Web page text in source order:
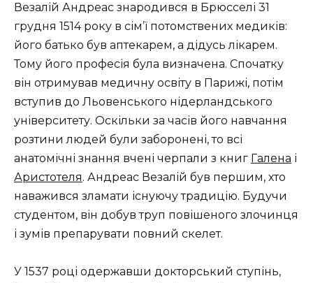
Везалій Андреас знародився в Брюсселі 31
грудня 1514 року в сім’ї потомствених медиків:
його батько був аптекарем, а дідусь лікарем.
Тому його професія була визначена. Спочатку
він отримував медичну освіту в Парижі, потім
вступив до Льовенського нідерландського
університету. Оскільки за часів його навчання
розтини людей були заборонені, то всі
анатомічні знання вчені черпали з книг Галена і
Аристотеля. Андреас Везалій був першим, хто
наважився зламати існуючу традицію. Будучи
студентом, він добув труп повішеного злочинця
і зумів препарувати повний скелет.
У 1537 році одержавши докторський ступінь,